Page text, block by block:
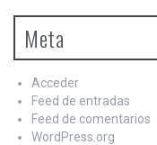
Meta
Acceder
Feed de entradas
Feed de comentarios
WordPress.org